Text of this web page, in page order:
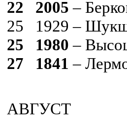
22 2005 –
25 1929 –
25 1980 –
27 1841 –
АВГУСТ